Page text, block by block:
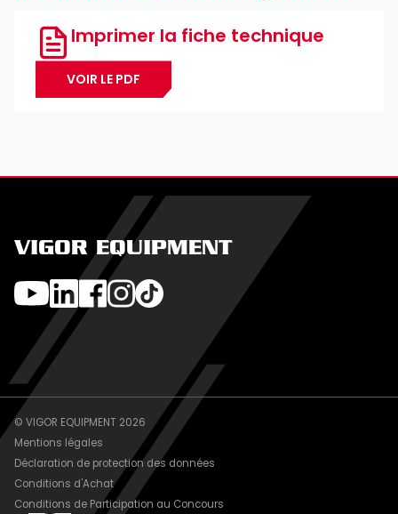
Imprimer la fiche technique
VOIR LE PDF
VIGOR EQUIPMENT
© VIGOR EQUIPMENT 2026
Mentions légales
Déclaration de protection des données
Conditions d'Achat
Conditions de Participation au Concours